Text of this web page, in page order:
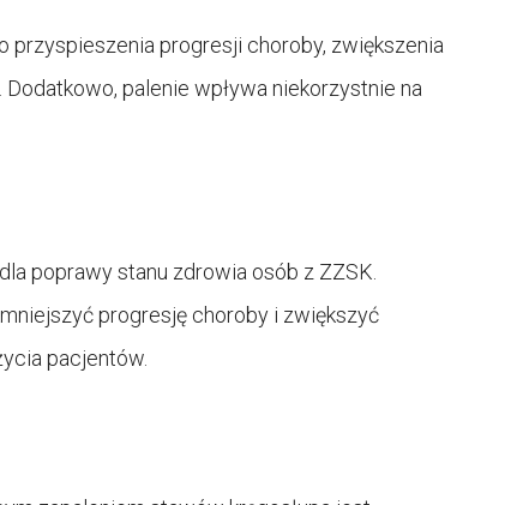
progresji choroby, zwiększenia
palenie wpływa niekorzystnie na
poprawy stanu zdrowia osób z ZZSK.
progresję choroby i zwiększyć
pacjentów.